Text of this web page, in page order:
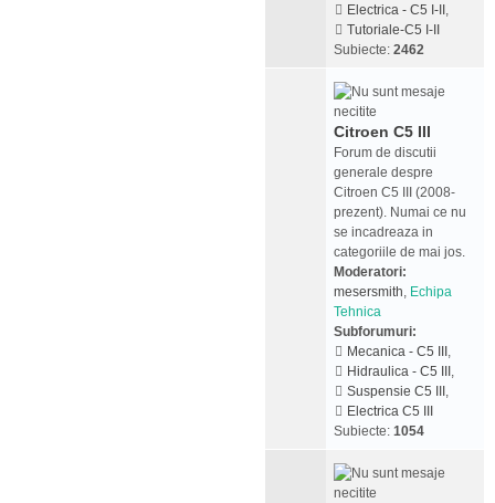
Electrica - C5 I-II ,
Tutoriale-C5 I-II
Subiecte: 2462
Citroen C5 III
Forum de discutii
generale despre
Citroen C5 III (2008-
prezent). Numai ce nu
se incadreaza in
categoriile de mai jos.
Moderatori:
mesersmith, Echipa
Tehnica
Subforumuri:
Mecanica - C5 III ,
Hidraulica - C5 III ,
Suspensie C5 III ,
Electrica C5 III
Subiecte: 1054